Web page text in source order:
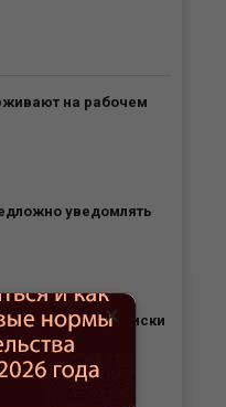
на рабочем
уведомлять
свои риски
×